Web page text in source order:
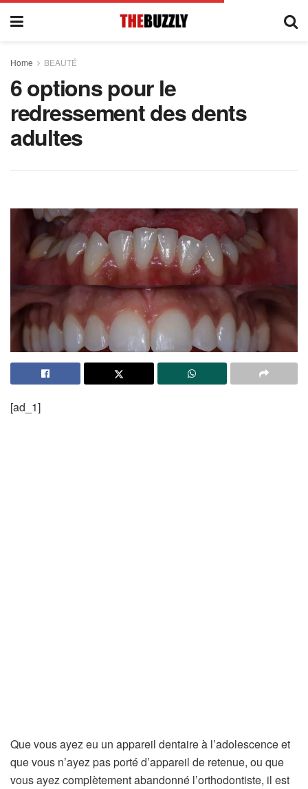
Home BEAUTÉ
6 options pour le
redressement des dents
adultes
[ad_1]
Que vous ayez eu un appareil dentaire à l’adolescence et
que vous n’ayez pas porté d’appareil de retenue, ou que
vous ayez complètement abandonné l’orthodontiste, il est